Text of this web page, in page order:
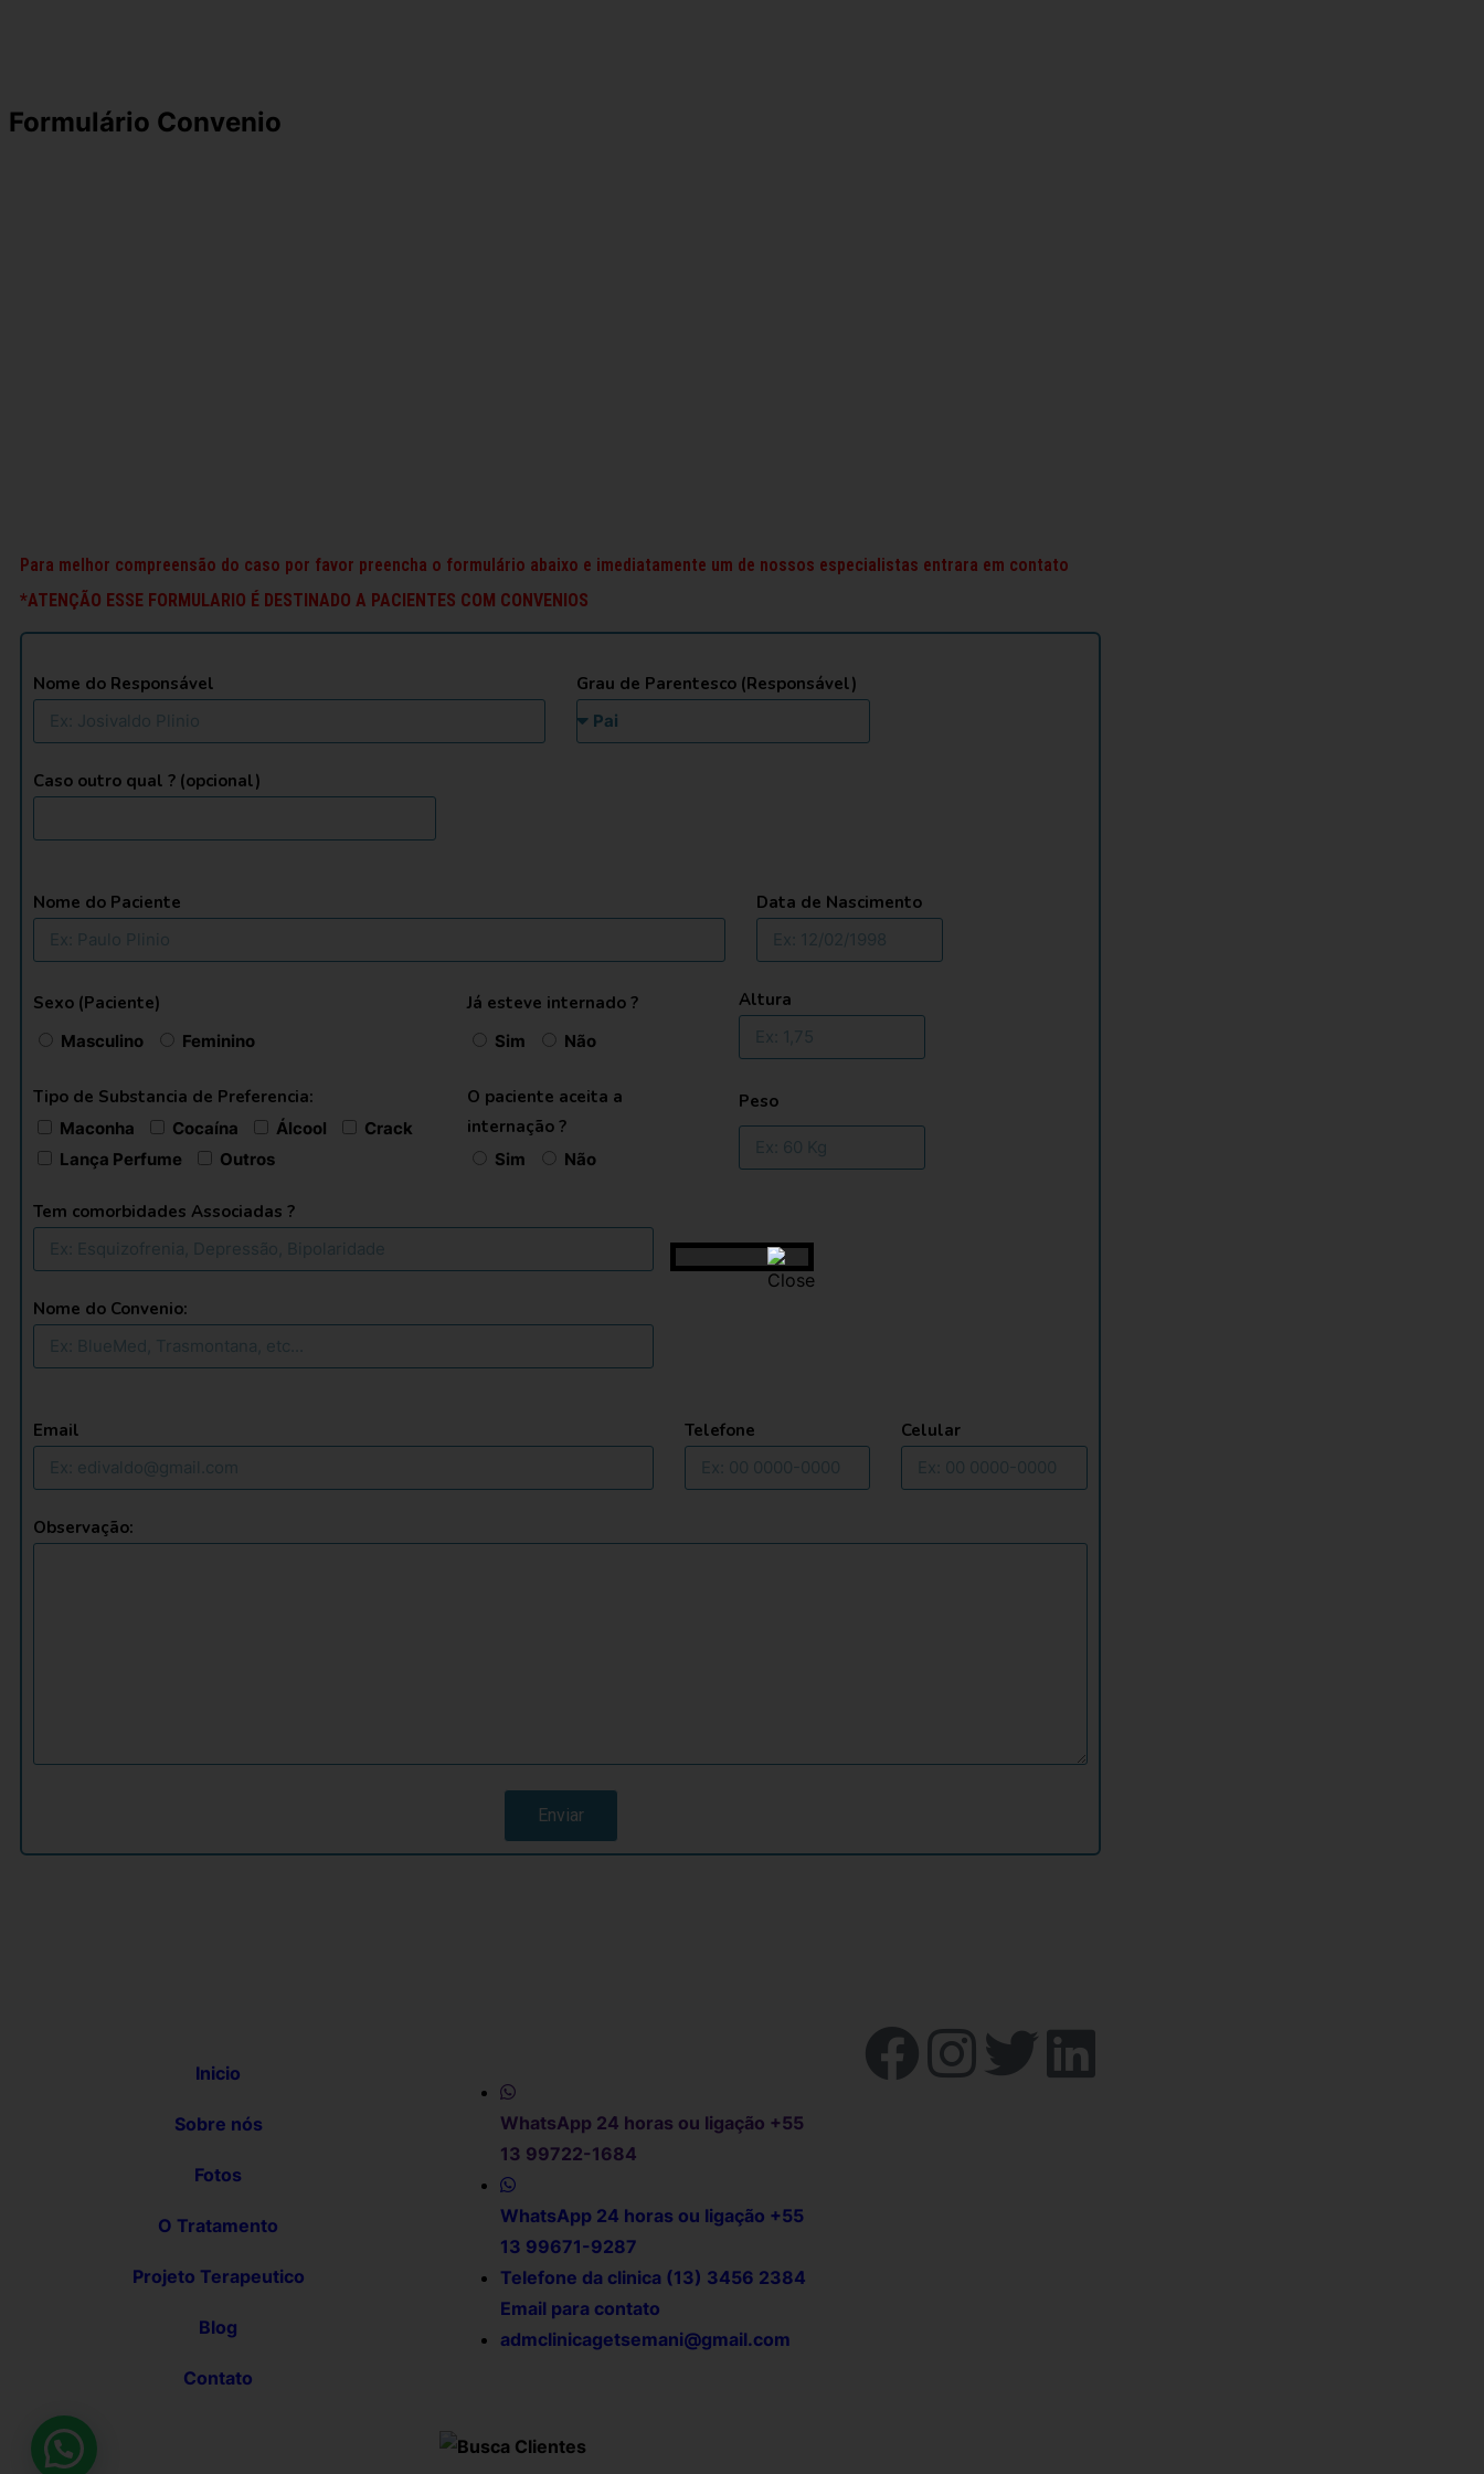
Formulário Convenio
Para melhor compreensão do caso por favor preencha o formulário abaixo e imediatamente um de nossos especialistas entrara em contato
*ATENÇÃO ESSE FORMULARIO É DESTINADO A PACIENTES COM CONVENIOS
Nome do Responsável Grau de Parentesco (Responsável)
Caso outro qual ? (opcional)
Nome do Paciente Data de Nascimento
Sexo (Paciente)
Masculino Feminino
Já esteve internado ?
Sim Não
Altura
Tipo de Substancia de Preferencia:
Maconha Cocaína Álcool
Crack
Lança Perfume
Outros
O paciente aceita a
internação ?
Sim Não
Peso
Tem comorbidades Associadas ?
Nome do Convenio:
Email Telefone Celular
Observação:
Enviar
Inicio
Sobre nós
Fotos
O Tratamento
Projeto Terapeutico
Blog
Contato
WhatsApp 24 horas ou ligação +55
13 99722-1684
WhatsApp 24 horas ou ligação +55
13 99671-9287
Telefone da clinica (13) 3456 2384
Email para contato
admclinicagetsemani@gmail.com